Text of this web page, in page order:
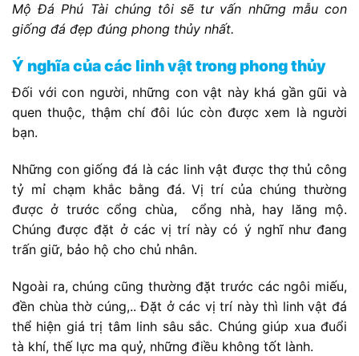
Mộ Đá Phú Tài chúng tôi sẽ tư vấn những mẫu con
giống đá đẹp đúng phong thủy nhất.
Ý nghĩa của các linh vật trong phong thủy
Đối với con người, những con vật này khá gần gũi và
quen thuộc, thậm chí đôi lúc còn được xem là người
bạn.
Những con giống đá là các linh vật được thợ thủ công
tỷ mỉ chạm khắc bằng đá. Vị trí của chúng thường
được ở trước cổng chùa, cổng nhà, hay lăng mộ.
Chúng được đặt ở các vị trí này có ý nghĩ như đang
trấn giữ, bảo hộ cho chủ nhân.
Ngoài ra, chúng cũng thường đặt trước các ngôi miếu,
đền chùa thờ cúng,.. Đặt ở các vị trí này thì linh vật đá
thể hiện giá trị tâm linh sâu sắc. Chúng giúp xua đuổi
tà khí, thế lực ma quỷ, những điều không tốt lành.